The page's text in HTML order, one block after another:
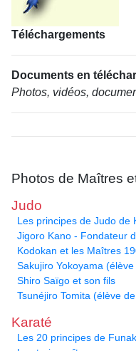
Téléchargements
Documents en
Photos, vidéos,
Photos de Maîtres
Judo
Les principes de Judo de
Jigoro Kano - Fondateur
Kodokan et les Maîtres
Sakujiro Yokoyama
Shiro Saïgo et son fils
Tsunéjiro Tomita (élève
Karaté
Les 20 principes de